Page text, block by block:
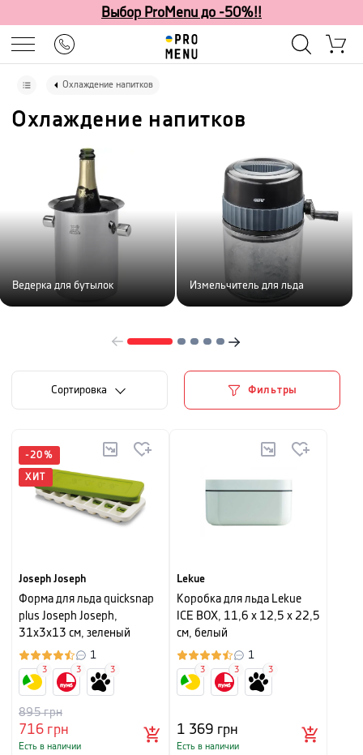
Выбор ProMenu до -50%!!
Охлаждение напитков
Охлаждение напитков
Ведерка для бутылок Измельчитель для льда
Cортировка Фильтры
-20 %
ХИТ
Joseph Joseph
Форма для льда quicksnap
plus Joseph Joseph,
31х3х13 см, зеленый
1
716грн
895грн
Есть в наличии
3 3 3
Lekue
Коробка для льда Lekue
ICE BOX, 11,6 х 12,5 х 22,5
см, белый
1
1 369 грн
Есть в наличии
3 3 3